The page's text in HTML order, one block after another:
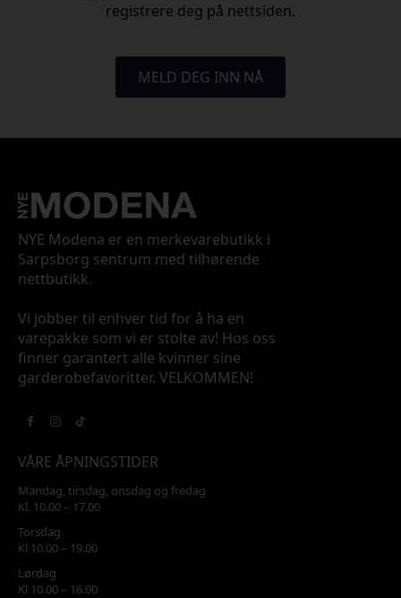
registrere deg på nettsiden.
MELD DEG INN NÅ
NYE Modena er en merkevarebutikk i
Sarpsborg sentrum med tilhørende
nettbutikk.
Vi jobber til enhver tid for å ha en
varepakke som vi er stolte av! Hos oss
finner garantert alle kvinner sine
garderobefavoritter. VELKOMMEN!
VÅRE ÅPNINGSTIDER
Mandag, tirsdag, onsdag og fredag
Kl. 10.00 – 17.00
Torsdag
Kl 10.00 – 19.00
Lørdag
Kl 10.00 – 16.00